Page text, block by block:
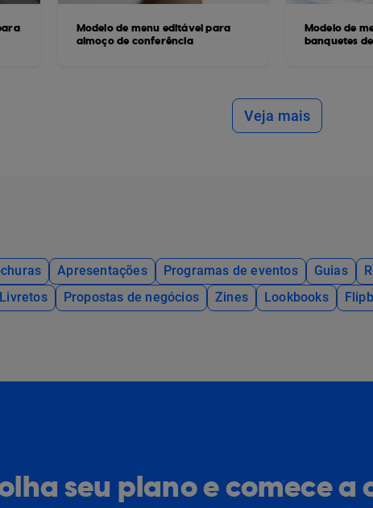
Modelo de menu editável para
almoço de conferência
Modelo de
banquetes
Veja mais
Apresentações Programas de eventos Guias
Livretos Propostas de negócios Zines Lookbooks
seu plano e comece